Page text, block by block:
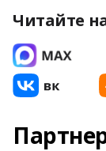
Читайте